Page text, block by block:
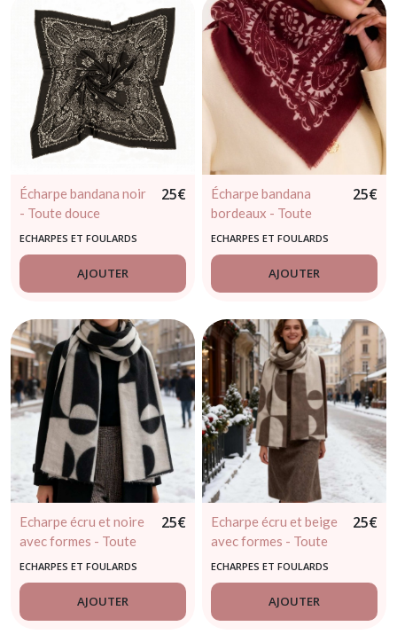
Écharpe bandana noir
- Toute douce
25€
ECHARPES ET FOULARDS
AJOUTER
Écharpe bandana
bordeaux - Toute
douce
25€
ECHARPES ET FOULARDS
AJOUTER
Echarpe écru et noire
avec formes - Toute
douce
25€
ECHARPES ET FOULARDS
AJOUTER
Echarpe écru et beige
avec formes - Toute
douce
25€
ECHARPES ET FOULARDS
AJOUTER
résultats